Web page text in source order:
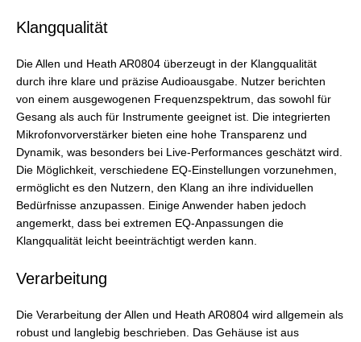
Klangqualität
Die Allen und Heath AR0804 überzeugt in der Klangqualität
durch ihre klare und präzise Audioausgabe. Nutzer berichten
von einem ausgewogenen Frequenzspektrum, das sowohl für
Gesang als auch für Instrumente geeignet ist. Die integrierten
Mikrofonvorverstärker bieten eine hohe Transparenz und
Dynamik, was besonders bei Live-Performances geschätzt wird.
Die Möglichkeit, verschiedene EQ-Einstellungen vorzunehmen,
ermöglicht es den Nutzern, den Klang an ihre individuellen
Bedürfnisse anzupassen. Einige Anwender haben jedoch
angemerkt, dass bei extremen EQ-Anpassungen die
Klangqualität leicht beeinträchtigt werden kann.
Verarbeitung
Die Verarbeitung der Allen und Heath AR0804 wird allgemein als
robust und langlebig beschrieben. Das Gehäuse ist aus